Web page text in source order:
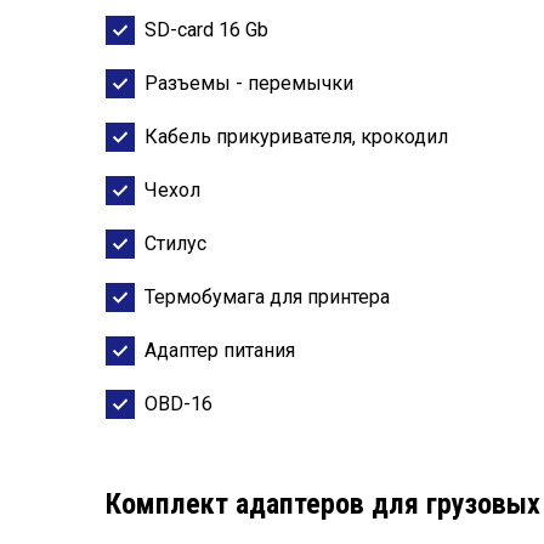
SD-card 16 Gb
Разъемы - перемычки
Кабель прикуривателя, крокодил
Чехол
Стилус
Термобумага для принтера
Адаптер питания
OBD-16
Комплект адаптеров для